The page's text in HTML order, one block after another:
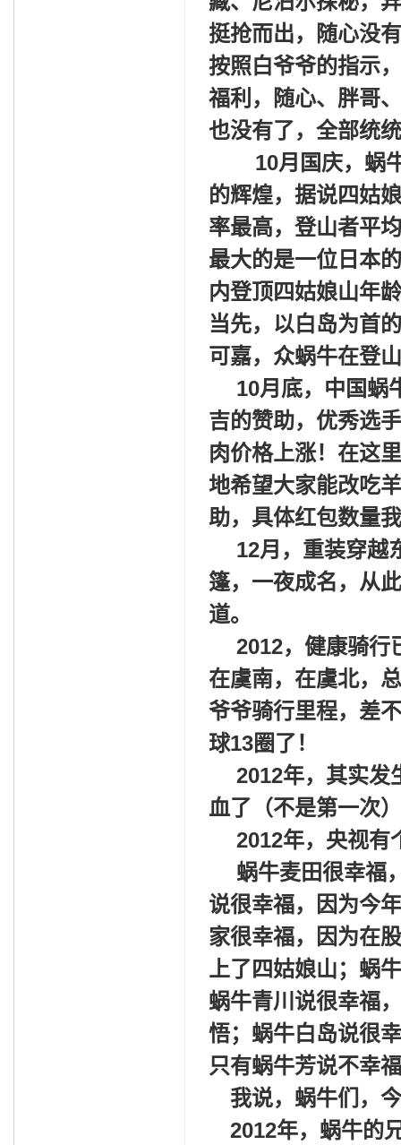
挺抢而出，随心没
按照白爷爷的指示
福利，随心、胖哥
也没有了，全部统
10月国庆，蜗
的辉煌，据说四姑
率最高，登山者平
最大的是一位日本
内登顶四姑娘山年
当先，以白岛为首
可嘉，众蜗牛在登
10月底，中国蜗
吉的赞助，优秀选
肉价格上涨！在这
地希望大家能改吃
助，具体红包数量
12月，重装穿越
篷，一夜成名，从
道。
2012，健康骑行
在虞南，在虞北，
爷爷骑行里程，差
球13圈了！
2012年，其实发
血了（不是第一次
2012年，央视有
蜗牛麦田很幸福
说很幸福，因为今
家很幸福，因为在
上了四姑娘山；蜗
蜗牛青川说很幸福
悟；蜗牛白岛说很
只有蜗牛芳说不幸
我说，蜗牛们，
2012年，蜗牛的